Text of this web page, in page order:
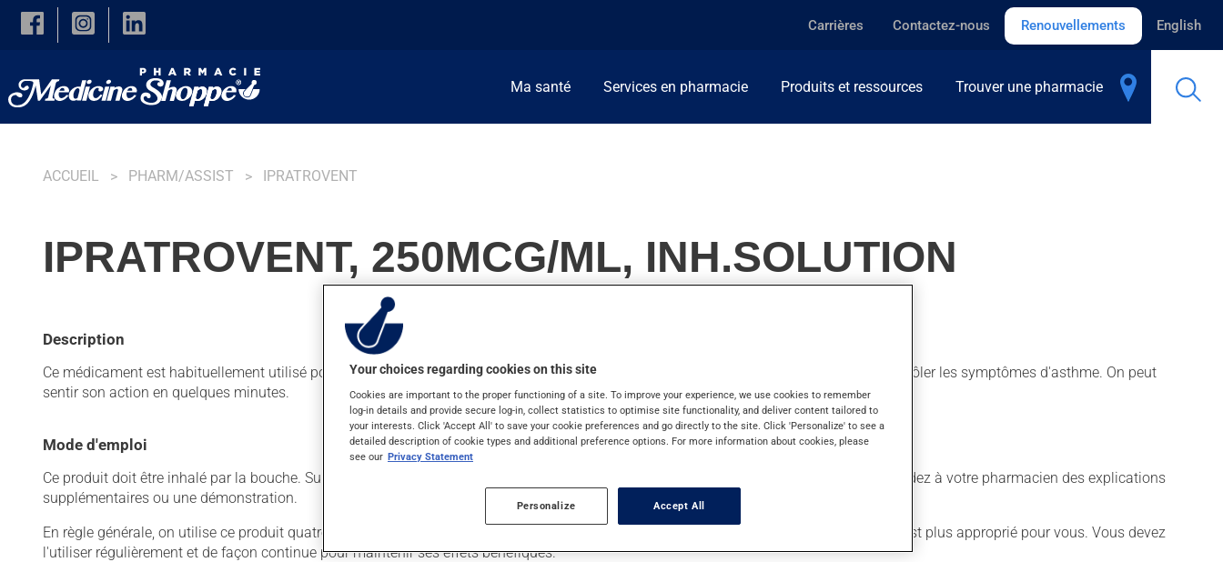
Skip to main content
Carrières Contactez-nous Renouvellements English
Ma santé Services en pharmacie Produits et ressources Trouver une pharmacie
ACCUEIL PHARM/ASSIST IPRATROVENT
IPRATROVENT, 250MCG/ML, INH.SOLUTION
Description
Ce médicament est habituellement utilisé pour le traitement de la maladie pulmonaire obstructive (MPOC). On l'emploie aussi pour contrôler les symptômes d'asthme. On peut
sentir son action en quelques minutes.
Mode d'emploi
Ce produit doit être inhalé par la bouche. Suivez bien les instructions incluses dans l'emballage de votre médicament. Au besoin, demandez à votre pharmacien des explications
supplémentaires ou une démonstration.
En règle générale, on utilise ce produit quatre fois par jour. Il est possible que votre pharmacien vous ait indiqué un horaire différent qui est plus approprié pour vous. Vous devez
l'utiliser régulièrement et de façon continue pour maintenir ses effets bénéfiques.
Your choices regarding cookies on this site
Cookies are important to the proper functioning of a site. To improve your experience, we use cookies to remember
log-in details and provide secure log-in, collect statistics to optimise site functionality, and deliver content tailored to
your interests. Click 'Accept All' to save your cookie preferences and go directly to the site. Click 'Personalize' to see a
detailed description of cookie types and additional preference options. For more information about cookies, please
see our Privacy Statement
Personalize Accept All